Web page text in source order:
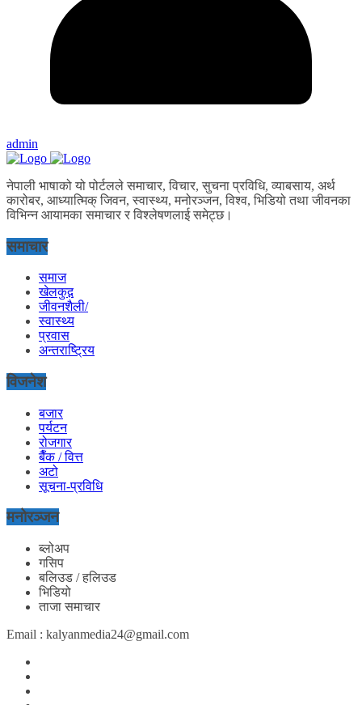
admin
नेपाली भाषाको यो पोर्टलले समाचार, विचार, सुचना प्रविधि, व्याबसाय, अर्थ
कारोबर, आध्यात्मिक् जिवन, स्वास्थ्य, मनोरञ्जन, विश्व, भिडियो तथा जीवनका
विभिन्न आयामका समाचार र विश्लेषणलाई समेट्छ।
समाचार
समाज
खेलकुद़़
जीवनशैली/
स्वास्थ्य
प्रवास
अन्तराष्ट्रिय
विजनेश
बजार
पर्यटन
रोजगार
बैँक / वित्त
अटो
सूचना-प्रविधि
मनोरञ्जन
ब्लोअप
गसिप
बलिउड / हलिउड
भिडियो
ताजा समाचार
Email : kalyanmedia24@gmail.com